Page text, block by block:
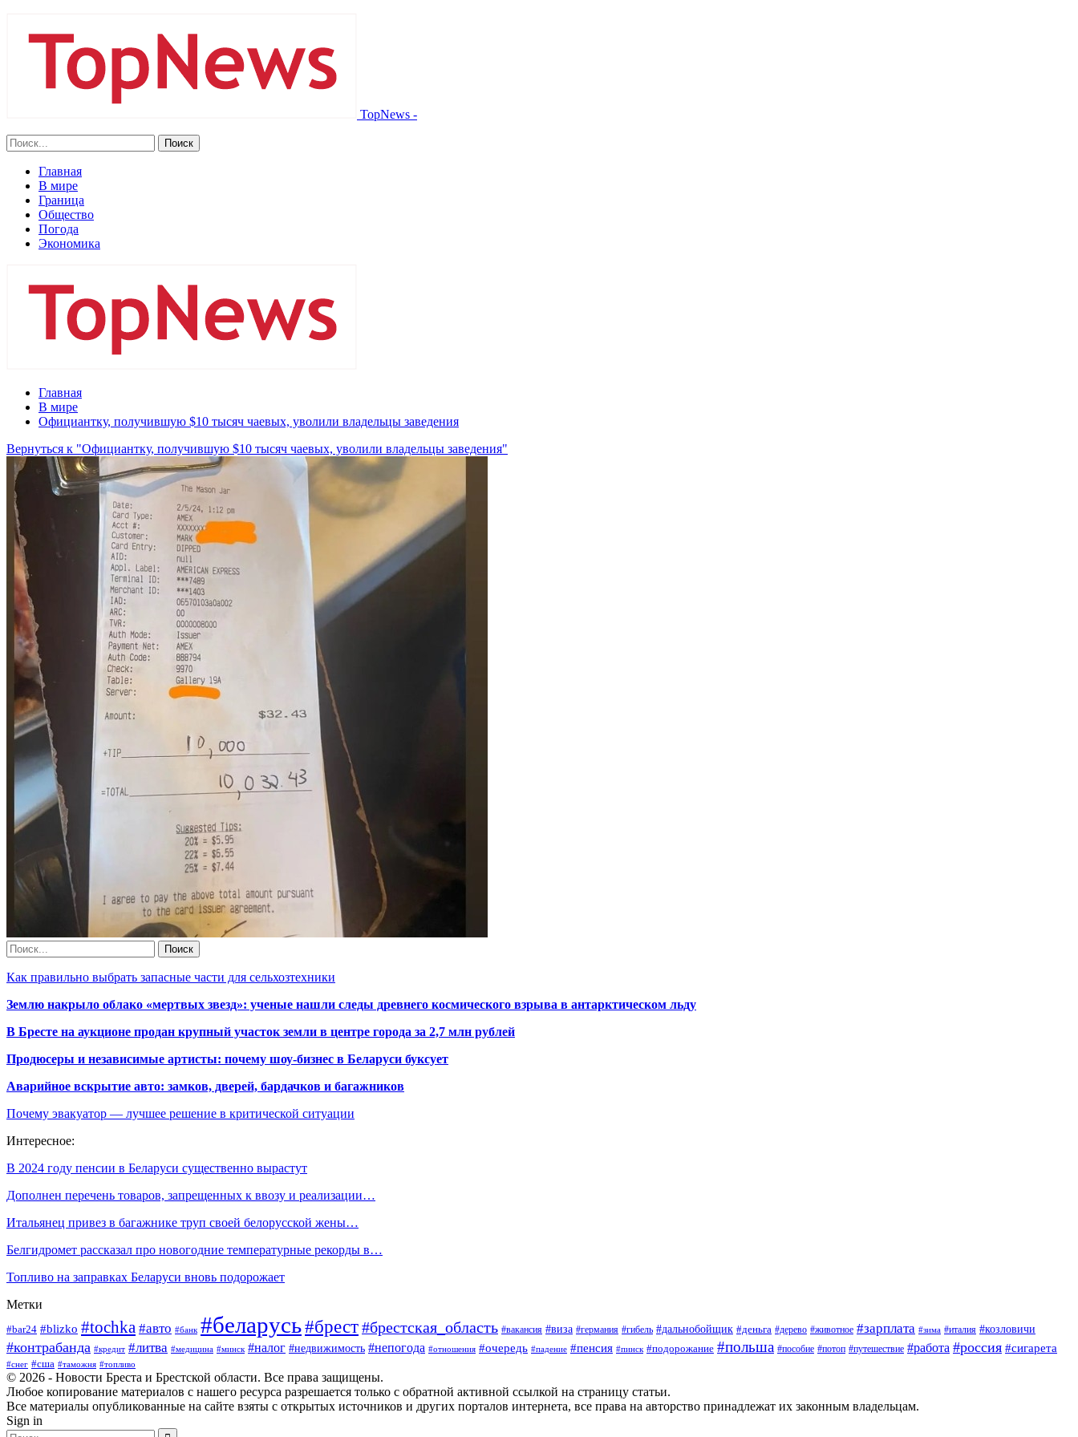
TopNews -
Главная
В мире
Граница
Общество
Погода
Экономика
Главная
В мире
Официантку, получившую $10 тысяч чаевых, уволили владельцы заведения
Вернуться к "Официантку, получившую $10 тысяч чаевых, уволили владельцы заведения"
Как правильно выбрать запасные части для сельхозтехники
Землю накрыло облако «мертвых звезд»: ученые нашли следы древнего космического взрыва в антарктическом льду
В Бресте на аукционе продан крупный участок земли в центре города за 2,7 млн рублей
Продюсеры и независимые артисты: почему шоу-бизнес в Беларуси буксует
Аварийное вскрытие авто: замков, дверей, бардачков и багажников
Почему эвакуатор — лучшее решение в критической ситуации
Интересное:
В 2024 году пенсии в Беларуси существенно вырастут
Дополнен перечень товаров, запрещенных к ввозу и реализации…
Итальянец привез в багажнике труп своей белорусской жены…
Белгидромет рассказал про новогодние температурные рекорды в…
Топливо на заправках Беларуси вновь подорожает
Метки
#bar24 #blizko #tochka #авто #банк #беларусь#брест#брестская_область #вакансия #виза #германия #гибель #дальнобойщик #деньга #дерево #животное #зарплата #зима #италия #козловичи
#контрабанда #кредит #литва #медицина #минск #налог #недвижимость #непогода #отношения #очередь #падение #пенсия #пинск #подорожание #польша #пособие #потоп #путешествие #работа #россия #сигарета
#снег #сша #таможня #топливо
© 2026 - Новости Бреста и Брестской области. Все права защищены.
Любое копирование материалов с нашего ресурса разрешается только с обратной активной ссылкой на страницу статьи.
Все материалы опубликованные на сайте взяты с открытых источников и других порталов интернета, все права на авторство принадлежат их законным владельцам.
Sign in